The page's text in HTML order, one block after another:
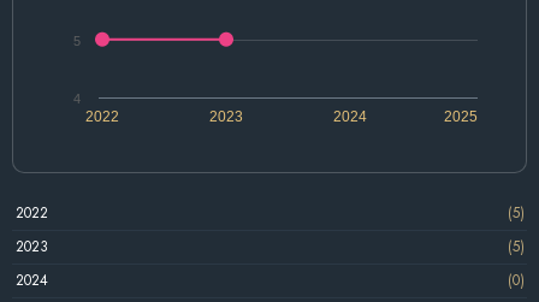
2022 2024
2023 2025
4
5
2022
(5)
2023
(5)
2024
(0)